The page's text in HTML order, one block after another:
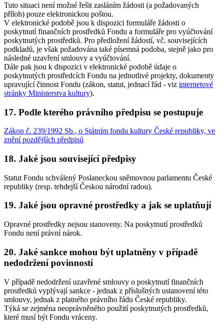
Tuto situaci není možné řešit zasláním žádosti (a požadovaných
příloh) pouze elektronickou poštou.
V elektronické podobě jsou k dispozici formuláře žádosti o
poskytnutí finančních prostředků Fondu a formuláře pro vyúčtování
poskytnutých prostředků. Pro předložení žádostí, vč. souvisejících
podkladů, je však požadována také písemná podoba, stejně jako pro
následné uzavření smlouvy a vyúčtování.
Dále pak jsou k dispozici v elektronické podobě údaje o
poskytnutých prostředcích Fondu na jednotlivé projekty, dokumenty
upravující činnost Fondu (zákon, statut, jednací řád - viz internetové
stránky Ministerstva kultury).
17. Podle kterého právního předpisu se postupuje
Zákon č. 239/1992 Sb., o Státním fondu kultury České republiky, ve
znění pozdějších předpisů
18. Jaké jsou související předpisy
Statut Fondu schválený Poslaneckou sněmovnou parlamentu České
republiky (resp. tehdejší Českou národní radou).
19. Jaké jsou opravné prostředky a jak se uplatňují
Opravné prostředky nejsou stanoveny. Na poskytnutí prostředků
Fondu není právní nárok.
20. Jaké sankce mohou být uplatněny v případě
nedodržení povinností
V případě nedodržení uzavřené smlouvy o poskytnutí finančních
prostředků vyplývají sankce - jednak z příslušných ustanovení této
smlouvy, jednak z platného právního řádu České republiky.
Týká se zejména neoprávněného použití poskytnutých prostředků,
které musí být Fondu vráceny.